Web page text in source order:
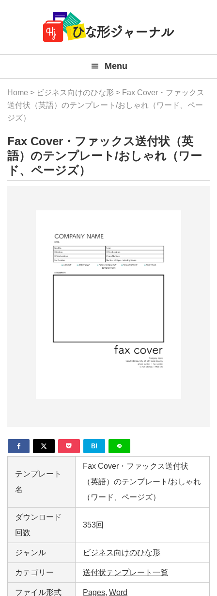
Navigation
料
テ
プ
レ
ト
(Mac
Menu
Home > ビジネス向けのひな形 > Fax Cover・ファックス
送付状（英語）のテンプレート/おしゃれ（ワード、ペー
ジズ）
Fax Cover・ファックス送付状（英
語）のテンプレート/おしゃれ（ワー
ド、ページズ）
B!
テンプレート
名
Fax Cover・ファックス送付状
（英語）のテンプレート/おしゃれ
（ワード、ページズ）
ダウンロード
回数
353回
ジャンル ビジネス向けのひな形
カテゴリー 送付状テンプレート一覧
ファイル形式 Pages, Word